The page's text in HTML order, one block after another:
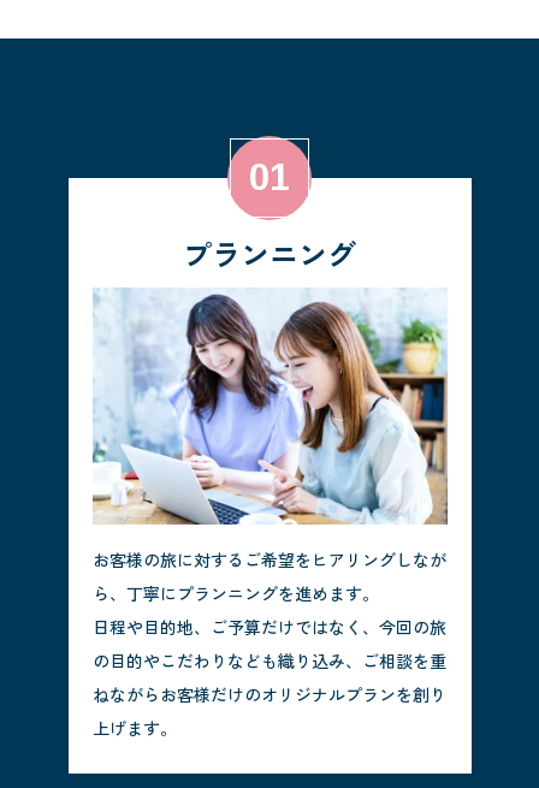
プランニング
お客様の旅に対するご希望をヒアリングしなが
ら、丁寧にプランニングを進めます。
日程や目的地、ご予算だけではなく、今回の旅
の目的やこだわりなども織り込み、ご相談を重
ねながらお客様だけのオリジナルプランを創り
上げます。